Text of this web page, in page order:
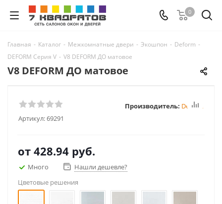
0
Главная - Каталог - Межкомнатные двери - Экошпон - Deform -
DEFORM Серия V - V8 DEFORM ДО матовое
V8 DEFORM ДО матовое
Артикул:69291
Производитель: Deform
от 428.94 руб.
Много
Нашли дешевле?
Цветовые решения